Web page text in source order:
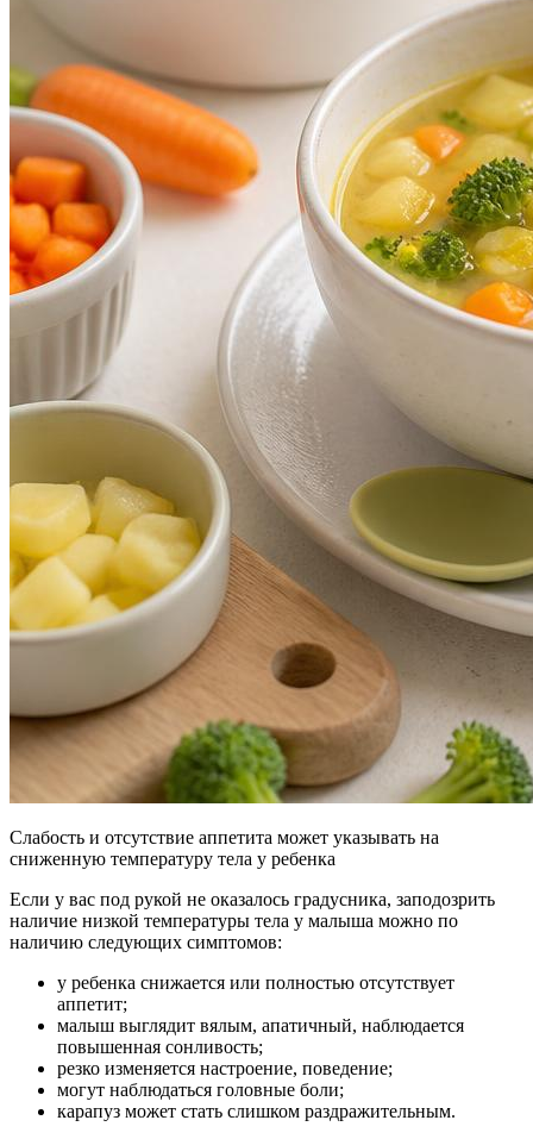
Слабость и отсутствие аппетита может указывать на
сниженную температуру тела у ребенка
Если у вас под рукой не оказалось градусника, заподозрить
наличие низкой температуры тела у малыша можно по
наличию следующих симптомов:
у ребенка снижается или полностью отсутствует
аппетит;
малыш выглядит вялым, апатичный, наблюдается
повышенная сонливость;
резко изменяется настроение, поведение;
могут наблюдаться головные боли;
карапуз может стать слишком раздражительным.